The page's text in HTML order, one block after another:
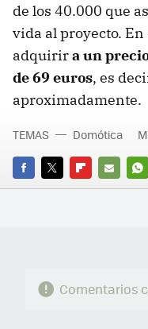
de los 40.000 que
vida al proyecto. En
adquirira un
de 69 euros, es
aproximadamente.
FACEBOOK
TWITTERFLIPBOARD
E-
TEMAS Domótica
Comentarios